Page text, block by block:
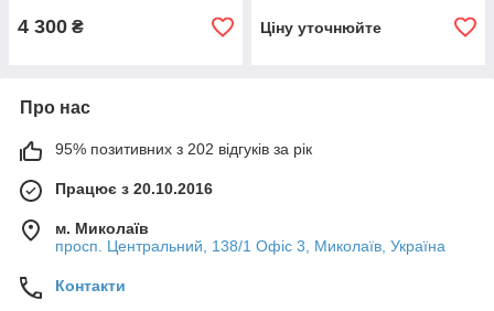
4 300 ₴ Ціну уточнюйте
Про нас
95% позитивних з 202 відгуків за рік
Працює з 20.10.2016
м. Миколаїв
просп. Центральний, 138/1 Офіс 3, Миколаїв, Україна
Контакти